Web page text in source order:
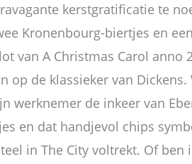
kerstgratificatie te
Kronenbourg-biertjes en
van A Christmas Carol anno
op de klassieker van Dickens.
werknemer de inkeer van
en dat handjevol chips
in The City voltrekt. Of ben